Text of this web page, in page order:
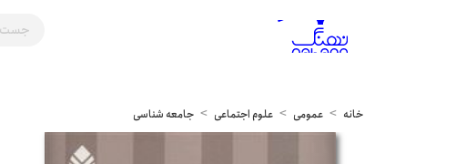
خانه عمومی علوم اجتماعی جامعه شناسی